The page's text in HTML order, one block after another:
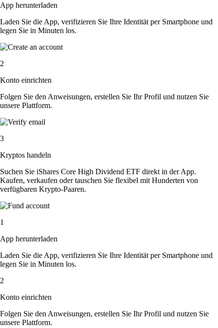
App herunterladen
Laden Sie die App, verifizieren Sie Ihre Identität per Smartphone und
legen Sie in Minuten los.
2
Konto einrichten
Folgen Sie den Anweisungen, erstellen Sie Ihr Profil und nutzen Sie
unsere Plattform.
3
Kryptos handeln
Suchen Sie iShares Core High Dividend ETF direkt in der App.
Kaufen, verkaufen oder tauschen Sie flexibel mit Hunderten von
verfügbaren Krypto-Paaren.
1
App herunterladen
Laden Sie die App, verifizieren Sie Ihre Identität per Smartphone und
legen Sie in Minuten los.
2
Konto einrichten
Folgen Sie den Anweisungen, erstellen Sie Ihr Profil und nutzen Sie
unsere Plattform.